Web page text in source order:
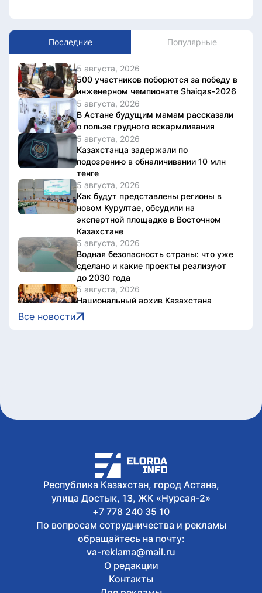
Последние Популярные
5 августа, 2026
500 участников поборются за победу в
инженерном чемпионате Shaiqas-2026
5 августа, 2026
В Астане будущим мамам рассказали
о пользе грудного вскармливания
5 августа, 2026
Казахстанца задержали по
подозрению в обналичивании 10 млн
тенге
5 августа, 2026
Как будут представлены регионы в
новом Курултае, обсудили на
экспертной площадке в Восточном
Казахстане
5 августа, 2026
Водная безопасность страны: что уже
сделано и какие проекты реализуют
до 2030 года
5 августа, 2026
Национальный архив Казахстана
отметил 20-летие международной
конференцией
Рустама Карагойшина
5 августа, 2026
Международный тренировочный сбор
с участием звезд мирового дзюдо
проходит в Алматы
Все новости
Республика Казахстан, город Астана,
улица Достык, 13, ЖК «Нурсая-2»
+7 778 240 35 10
По вопросам сотрудничества и рекламы
обращайтесь на почту:
va-reklama@mail.ru
О редакции
Контакты